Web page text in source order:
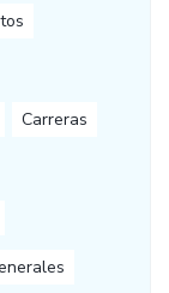
Carreras